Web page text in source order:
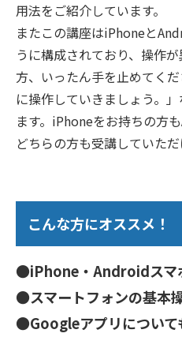
用法をご紹介しています。
またこの講座はiPhoneと
うに構成されており、操作
方、いったん手を止めてく
に操作していきましょう。
ます。iPhoneをお持ちの方
どちらの方も受講していただ
こんな方にオススメ！
●iPhone・Androidスマ
●スマートフォンの基本
●Googleアプリについて